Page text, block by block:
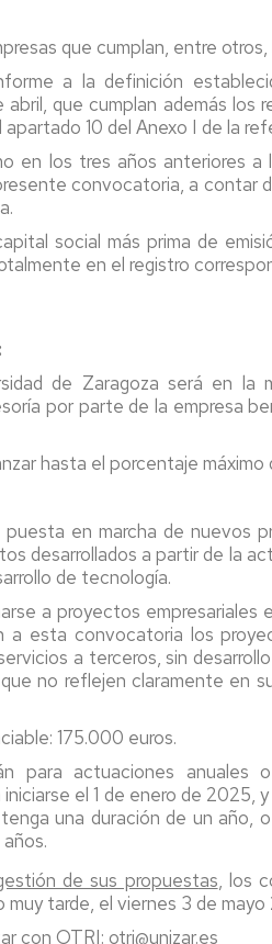
que cumplan, entre
a la definición
que cumplan además los
10 del Anexo I de la
en los tres años anteriores
convocatoria, a contar
social más prima de
en el registro
de Zaragoza será en la
por parte de la empresa
hasta el porcentaje
en marcha de nuevos
desarrollados a partir de la
de tecnología.
a proyectos
esta convocatoria los
a terceros, sin
no reflejen claramente en
175.000 euros.
para actuaciones anuales
el 1 de enero de 2025,
una duración de un año,
de sus propuestas, los
tarde, el viernes 3 de
con OTRI: otri@unizar.es